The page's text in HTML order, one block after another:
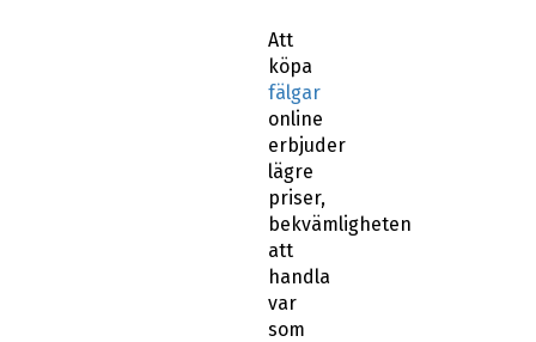
Att
köpa
fälgar
online
erbjuder
lägre
priser,
bekvämligheten
att
handla
var
som